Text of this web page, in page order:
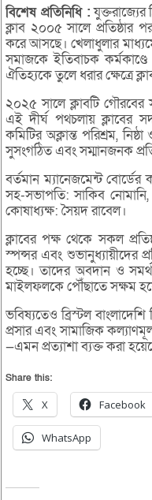
বিশেষ প্রতিনিধি :যুক্তরাজ্যের
ক্লাব ২০০৫ সালে প্রতিষ্ঠার
করে আসছে। খেলাধুলার
সমাজকে ইতিবাচক
ঐতিহ্যকে তুলে ধরার ক্ষেত্রে
২০২৫ সালে ক্লাবটি
এই দীর্ঘ পথচলায় ক্লাবের
কমিটির অক্লান্ত পরিশ্রম,
সুসংগঠিত এবং সম্মানজনক
বর্তমান ম্যানেজমেন্ট
সহ-সভাপতি: সাকিব
কোষাধ্যক্ষ: সৈয়দ রাবেল।
ক্লাবের পক্ষ থেকে সকল
স্পন্সর এবং শুভানুধ্যায়ীদের
হচ্ছে। তাদের অবদান ও
মাইলফলকে পৌঁছাতে সক্ষম
ভবিষ্যতেও ব্রিস্টল
প্রসার এবং সামাজিক
—এমন প্রত্যাশা ব্যক্ত করা
Share this:
X Facebook
WhatsApp